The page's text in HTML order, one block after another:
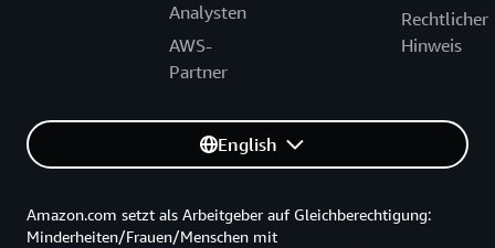
Analysten
AWS-
Partner
Rechtlicher
Hinweis
English
Amazon.com setzt als Arbeitgeber auf Gleichberechtigung:
Minderheiten/Frauen/Menschen mit